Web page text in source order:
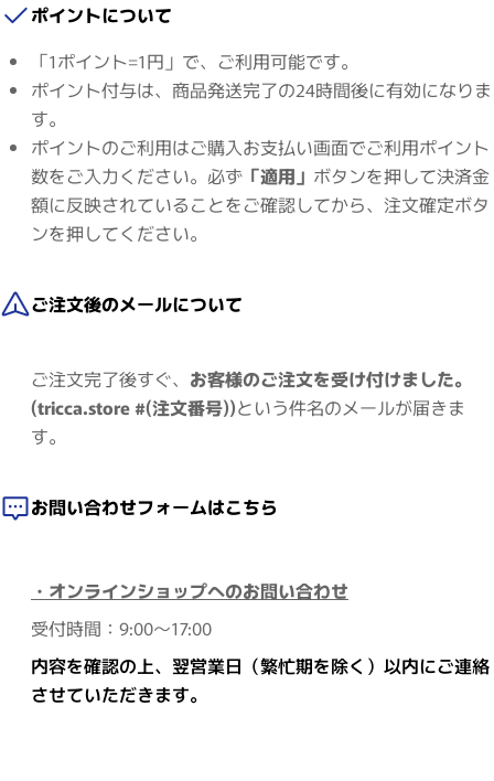
ポイントについて
「1ポイント=1円」で、ご利用可能です。
ポイント付与は、商品発送完了の24時間後に有効になりま
す。
ポイントのご利用はご購入お支払い画面でご利用ポイント
数をご入力ください。必ず 「適用」 ボタンを押して決済金
額に反映されていることをご確認してから、注文確定ボタ
ンを押してください。
ご注文後のメールについて
ご注文完了後すぐ、 お客様のご注文を受け付けました。
(tricca.store #(注文番号))という件名のメールが届きま
す。
お問い合わせフォームはこちら
・オンラインショップへのお問い合わせ
受付時間：9:00～17:00
内容を確認の上、翌営業日（繁忙期を除く）以内にご連絡
させていただきます。